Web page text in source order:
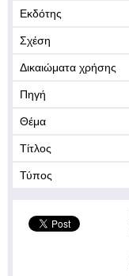
Εκδότης
Σχέση
Δικαιώματα χρήσης
Πηγή
Θέμα
Τίτλος
Τύπος